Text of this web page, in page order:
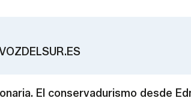
El conservadurismo desde